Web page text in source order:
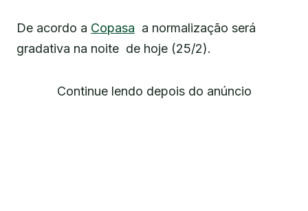
De acordo a Copasa a normalização será
gradativa na noite de hoje (25/2).
Continue lendo depois do anúncio